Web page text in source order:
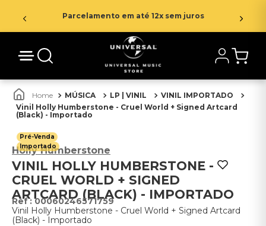
Parcelamento em até 12x sem juros
MÚSICA LP | VINIL
VINIL IMPORTADO
Vinil Holly Humberstone - Cruel World + Signed Artcard
(Black) - Importado
Pré-Venda
Importado
Holly Humberstone
VINIL HOLLY HUMBERSTONE -
CRUEL WORLD + SIGNED
ARTCARD (BLACK) - IMPORTADO
:00060246571759
Vinil Holly Humberstone - Cruel World + Signed Artcard
(Black) - Importado